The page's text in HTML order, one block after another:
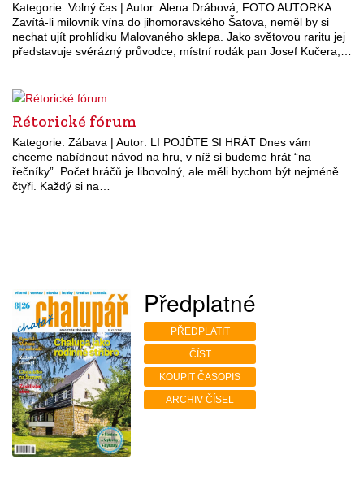
Kategorie: Volný čas | Autor: Alena Drábová, FOTO AUTORKA
Zavítá-li milovník vína do jihomoravského Šatova, neměl by si
nechat ujít prohlídku Malovaného sklepa. Jako světovou raritu jej
představuje svérázný průvodce, místní rodák pan Josef Kučera,…
Rétorické fórum
Kategorie: Zábava | Autor: LI POJĎTE SI HRÁT Dnes vám
chceme nabídnout návod na hru, v níž si budeme hrát “na
řečníky”. Počet hráčů je libovolný, ale měli bychom být nejméně
čtyři. Každý si na…
Předplatné
PŘEDPLATIT
ČÍST
KOUPIT ČASOPIS
ARCHIV ČÍSEL